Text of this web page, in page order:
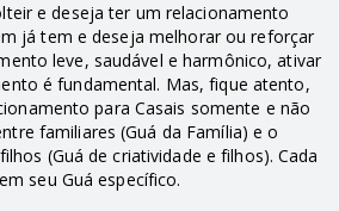
e deseja ter um relacionamento
já tem e deseja melhorar ou reforçar
leve, saudável e harmônico, ativar
é fundamental. Mas, fique atento,
para Casais somente e não
familiares (Guá da Família) e o
(Guá de criatividade e filhos). Cada
seu Guá específico.